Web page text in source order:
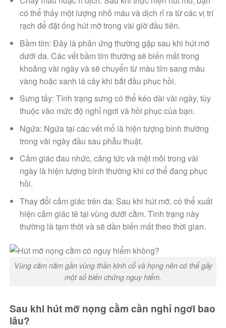
có thể thấy một lượng nhỏ máu và dịch rỉ ra từ các vị trí
rạch để đặt ống hút mỡ trong vài giờ đầu tiên.
Bầm tím: Đây là phản ứng thường gặp sau khi hút mỡ
dưới da. Các vết bầm tím thường sẽ biến mất trong
khoảng vài ngày và sẽ chuyển từ màu tím sang màu
vàng hoặc xanh lá cây khi bắt đầu phục hồi.
Sưng tấy: Tình trạng sưng có thể kéo dài vài ngày, tùy
thuộc vào mức độ nghỉ ngơi và hồi phục của bạn.
Ngứa: Ngứa tại các vết mổ là hiện tượng bình thường
trong vài ngày đầu sau phẫu thuật.
Cảm giác đau nhức, căng tức và mệt mỏi trong vài
ngày là hiện tượng bình thường khi cơ thể đang phục
hồi.
Thay đổi cảm giác trên da: Sau khi hút mỡ, có thể xuất
hiện cảm giác tê tại vùng dưới cằm. Tình trạng này
thường là tạm thời và sẽ dần biến mất theo thời gian.
Vùng cằm nằm gần vùng thần kinh cổ và họng nên có thể gây
một số biến chứng nguy hiểm.
Sau khi hút mỡ nọng cằm cần nghỉ ngơi bao
lâu?